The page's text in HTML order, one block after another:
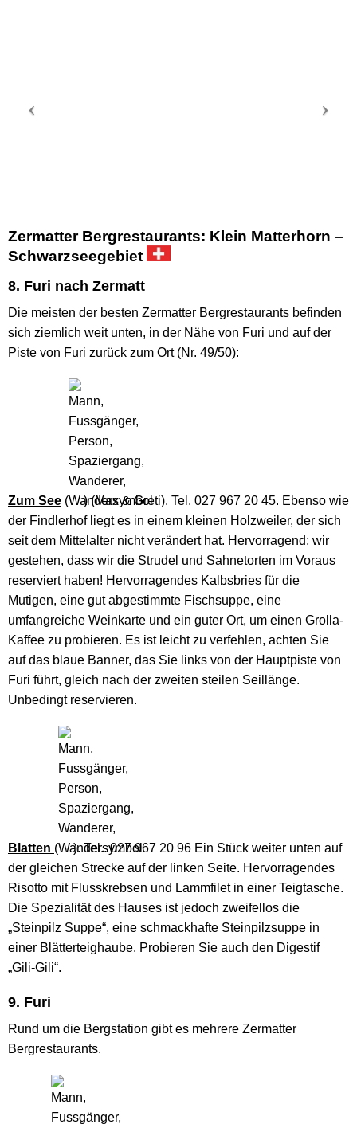
Zermatter Bergrestaurants: Klein Matterhorn –
Schwarzseegebiet
8. Furi nach Zermatt
Die meisten der besten Zermatter Bergrestaurants befinden
sich ziemlich weit unten, in der Nähe von Furi und auf der
Piste von Furi zurück zum Ort (Nr. 49/50):
Zum See (
) (Max & Greti). Tel. 027 967 20 45. Ebenso wie
der Findlerhof liegt es in einem kleinen Holzweiler, der sich
seit dem Mittelalter nicht verändert hat. Hervorragend; wir
gestehen, dass wir die Strudel und Sahnetorten im Voraus
reserviert haben! Hervorragendes Kalbsbries für die
Mutigen, eine gut abgestimmte Fischsuppe, eine
umfangreiche Weinkarte und ein guter Ort, um einen Grolla-
Kaffee zu probieren. Es ist leicht zu verfehlen, achten Sie
auf das blaue Banner, das Sie links von der Hauptpiste von
Furi führt, gleich nach der zweiten steilen Seillänge.
Unbedingt reservieren.
Blatten (
). Tel.. 027 967 20 96 Ein Stück weiter unten auf
der gleichen Strecke auf der linken Seite. Hervorragendes
Risotto mit Flusskrebsen und Lammfilet in einer Teigtasche.
Die Spezialität des Hauses ist jedoch zweifellos die
„Steinpilz Suppe“, eine schmackhafte Steinpilzsuppe in
einer Blätterteighaube. Probieren Sie auch den Digestif
„Gili-Gili“.
9. Furi
Rund um die Bergstation gibt es mehrere Zermatter
Bergrestaurants.